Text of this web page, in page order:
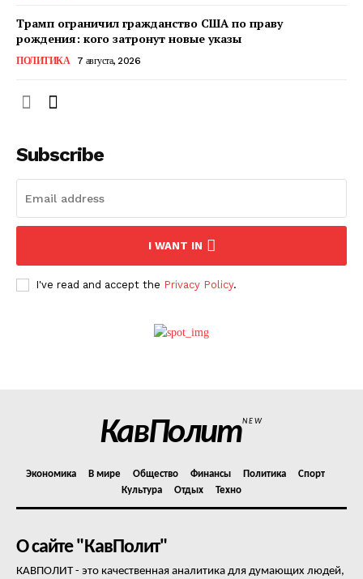
О нас
Политика конфиденциальности
Трамп ограничил гражданство США по праву
рождения: кого затронут новые указы
ПОЛИТИКА 7 августа, 2026
Subscribe
I WANT IN
I've read and accept the Privacy Policy.
КавПолитNEW
Экономика В мире Общество Финансы Политика
Спорт
Культура
Отдых Техно
О сайте "КавПолит"
КАВПОЛИТ - это качественная аналитика для думающих людей,